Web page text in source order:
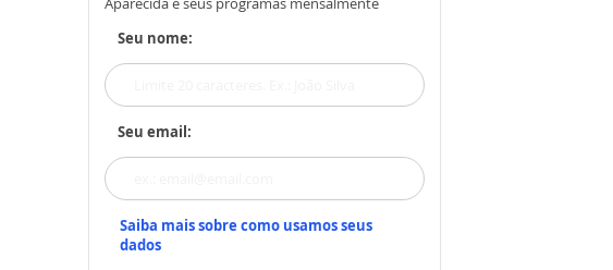
Seu nome:
Seu email:
Saiba mais sobre como usamos seus
dados